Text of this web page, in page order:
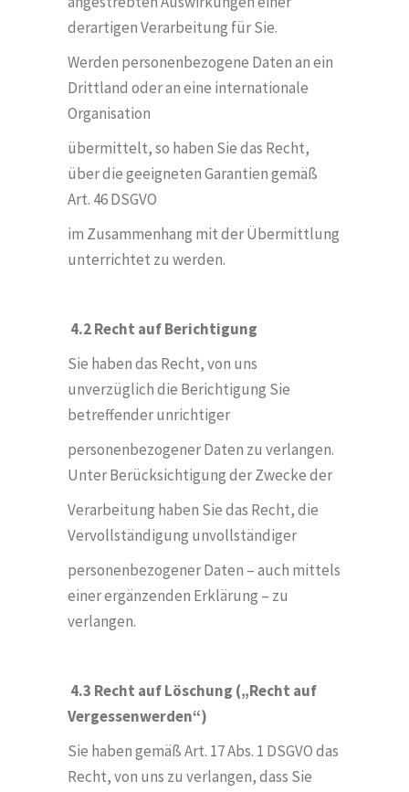
derartigen Verarbeitung für Sie.
Werden personenbezogene Daten an ein
Drittland oder an eine internationale
Organisation
übermittelt, so haben Sie das Recht,
über die geeigneten Garantien gemäß
Art. 46 DSGVO
im Zusammenhang mit der Übermittlung
unterrichtet zu werden.
4.2 Recht auf Berichtigung
Sie haben das Recht, von uns
unverzüglich die Berichtigung Sie
betreffender unrichtiger
personenbezogener Daten zu verlangen.
Unter Berücksichtigung der Zwecke der
Verarbeitung haben Sie das Recht, die
Vervollständigung unvollständiger
personenbezogener Daten – auch mittels
einer ergänzenden Erklärung – zu
verlangen.
4.3 Recht auf Löschung („Recht auf
Vergessenwerden“)
Sie haben gemäß Art. 17 Abs. 1 DSGVO das
Recht, von uns zu verlangen, dass Sie